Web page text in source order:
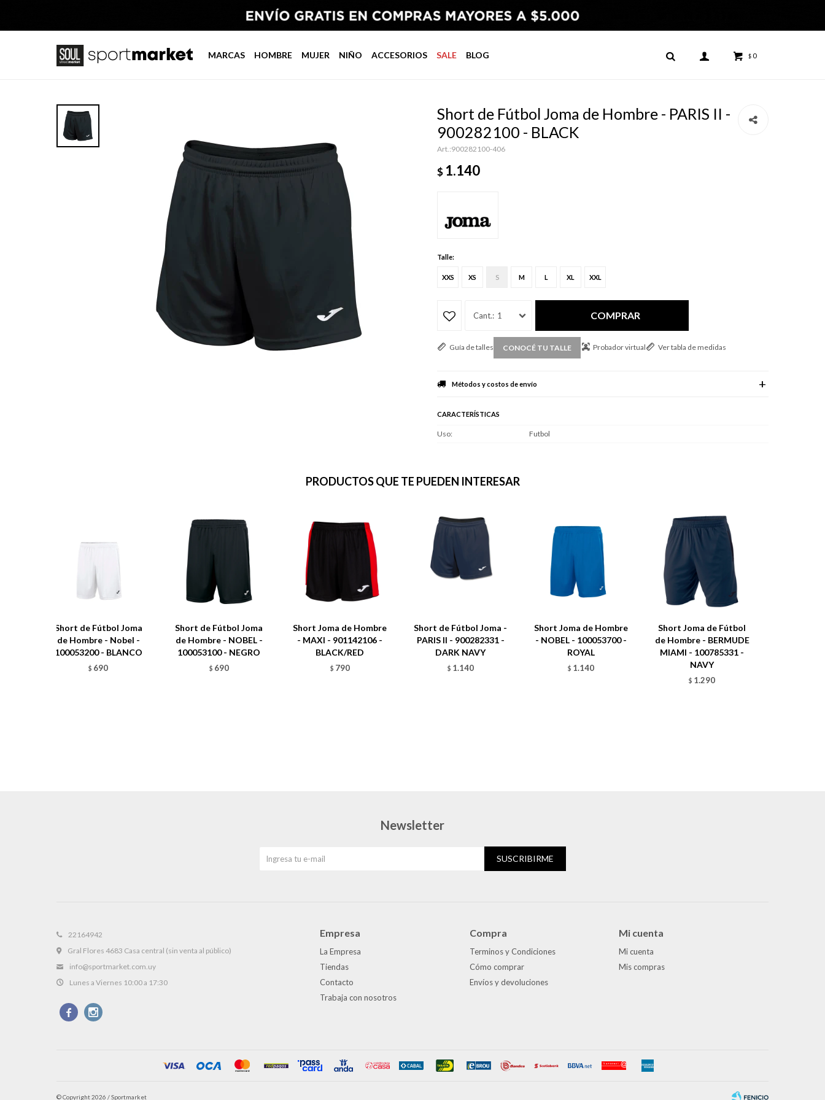
MARCAS HOMBRE MUJER NIÑO ACCESORIOS SALE BLOG $ 0
Short de Fútbol Joma de Hombre - PARIS II -
900282100 - BLACK
900282100-406
$ 1.140
Talle:
XXS XS S M L XL XXL
1 COMPRAR
Guía de talles CONOCÉ TU TALLE Probador virtual Ver tabla de medidas
Métodos y costos de envío
CARACTERÍSTICAS
Uso Futbol
PRODUCTOS QUE TE PUEDEN INTERESAR
Short de Fútbol Joma
de Hombre - Nobel -
100053200 - BLANCO
$ 690
Short de Fútbol Joma
de Hombre - NOBEL -
100053100 - NEGRO
$ 690
Short Joma de Hombre
- MAXI - 901142106 -
BLACK/RED
$ 790
Short de Fútbol Joma -
PARIS II - 900282331 -
DARK NAVY
$ 1.140
Short Joma de Hombre
- NOBEL - 100053700 -
ROYAL
$ 1.140
Short Joma de Fútbol
de Hombre - BERMUDE
MIAMI - 100785331 -
NAVY
$ 1.290
22164942
Gral Flores 4683 Casa central (sin venta al público)
info@sportmarket.com.uy
Lunes a Viernes 10:00 a 17:30
 
Empresa
La Empresa
Tiendas
Contacto
Trabaja con nosotros
Compra
Terminos y Condiciones
Cómo comprar
Envíos y devoluciones
Mi cuenta
Mi cuenta
Mis compras
Newsletter
SUSCRIBIRME
© Copyright 2026 / Sportmarket